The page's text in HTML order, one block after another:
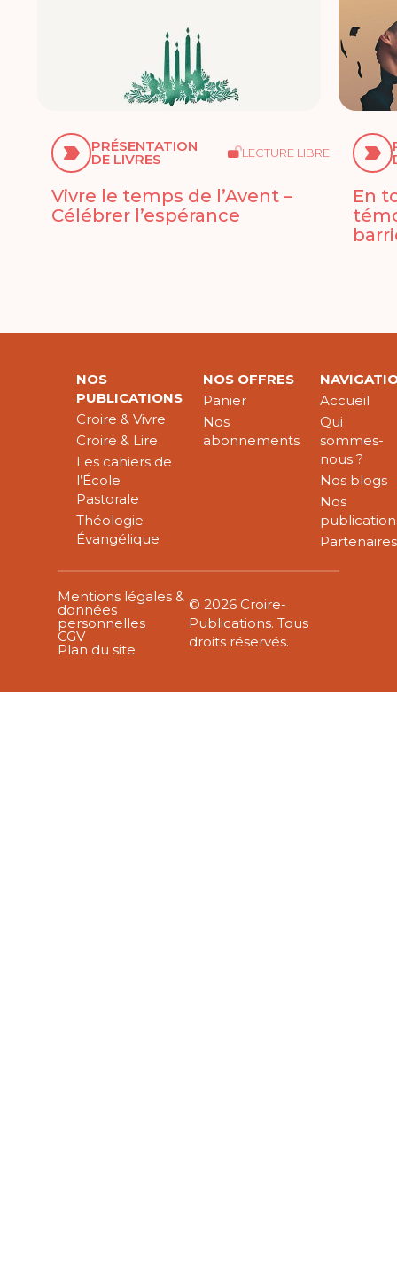
PRÉSENTATION
DE LIVRES LECTURE LIBRE
Vivre le temps de l’Avent –
Célébrer l’espérance
En
NOS
PUBLICATIONS
Croire & Vivre
Croire & Lire
Les cahiers de
l’École
Pastorale
Théologie
Évangélique
NOS OFFRES
Panier
Nos
abonnements
Accueil
Qui
sommes-
nous ?
Nos blogs
Nos
Partenaires
Mentions légales &
données
personnelles
CGV
Plan du site
© 2026 Croire-
Publications. Tous
droits réservés.